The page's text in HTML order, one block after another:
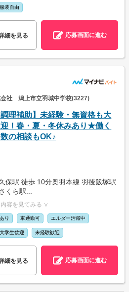
服装自由
細を見る 応募画面に進む
会社 潟上市立羽城中学校(3227)
調理補助】未経験・無資格も大
！春・夏・冬休みあり★働く
数の相談もOK♪
保駅 徒歩 10分奥羽本線 羽後飯塚駅
くら駅...
容を見てみる ∨
り 車通勤可 エルダー活躍中
大学生歓迎 未経験歓迎
細を見る 応募画面に進む